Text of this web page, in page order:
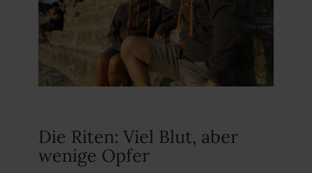
Die Riten: Viel Blut, aber
wenige Opfer